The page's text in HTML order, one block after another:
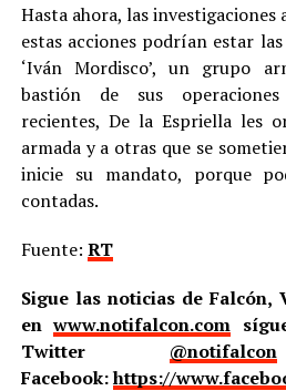
Hasta ahora, las
estas acciones podrían estar
‘Iván Mordisco’, un grupo
bastión de sus
recientes, De la Espriella les
armada y a otras que se
inicie su mandato, porque
contadas.
Fuente: RT
Sigue las noticias de Falcón,
enwww.notifalcon.com
Twitter @notifalcon
Facebook:https://